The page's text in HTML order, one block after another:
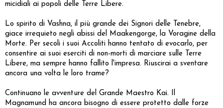
micidiali ai popoli delle Terre Libere.
Lo spirito di Vashna, il più grande dei Signori delle Tenebre,
giace irrequieto negli abissi del Maakengorge, la Voragine della
Morte. Per secoli i suoi Accoliti hanno tentato di evocarlo, per
consentire ai suoi eserciti di non-morti di marciare sulle Terre
Libere, ma sempre hanno fallito l'impresa. Riuscirai a sventare
ancora una volta le loro trame?
Continuano le avventure del Grande Maestro Kai. Il
Magnamund ha ancora bisogno di essere protetto dalle forze